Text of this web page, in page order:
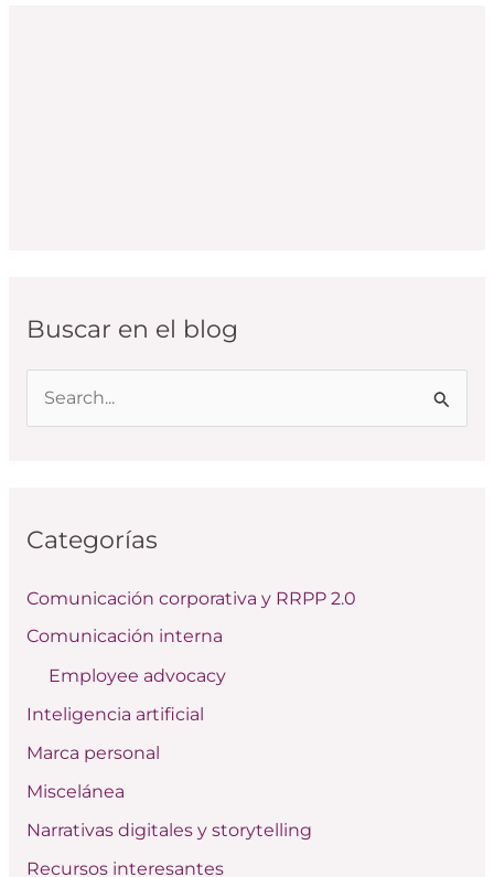
Buscar en el blog
a
p
o
:
Categorías
Comunicación corporativa y RRPP 2.0
Comunicación interna
Employee advocacy
Inteligencia artificial
Marca personal
Miscelánea
Narrativas digitales y storytelling
Recursos interesantes